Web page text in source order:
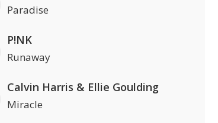
Paradise
P!NK
Runaway
Calvin Harris & Ellie Goulding
Miracle